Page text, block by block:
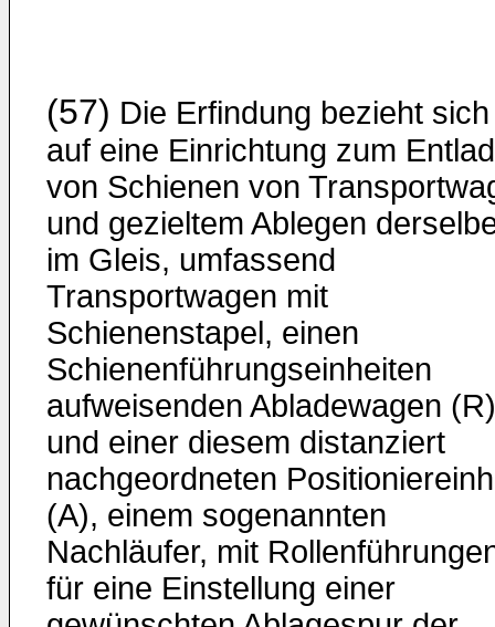
(57) Die Erfindung bezieht sich
auf eine Einrichtung zum
von Schienen von
und gezieltem Ablegen
im Gleis, umfassend
Transportwagen mit
Schienenstapel, einen
Schienenführungseinheiten
aufweisenden Abladewagen (R)
und einer diesem distanziert
nachgeordneten
(A), einem sogenannten
Nachläufer, mit
für eine Einstellung einer